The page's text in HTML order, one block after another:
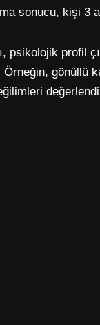
sonucu, kişi 3
psikolojik profil
gönüllü